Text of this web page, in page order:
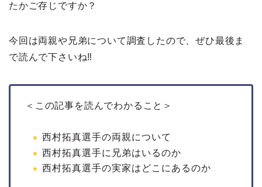
たかご存じですか？
今回は両親や兄弟について調査したので、ぜひ最後ま
で読んで下さいね‼
＜この記事を読んでわかること＞
西村拓真選手の両親について
西村拓真選手に兄弟はいるのか
西村拓真選手の実家はどこにあるのか